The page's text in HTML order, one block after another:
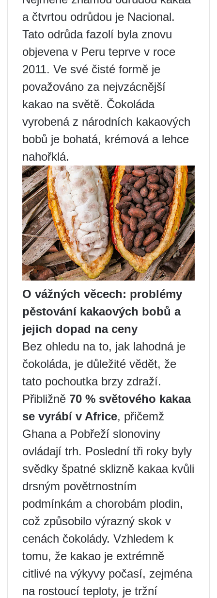
a čtvrtou odrůdou je Nacional.
Tato odrůda fazolí byla znovu
objevena v Peru teprve v roce
2011. Ve své čisté formě je
považováno za nejvzácnější
kakao na světě. Čokoláda
vyrobená z národních kakaových
bobů je bohatá, krémová a lehce
nahořklá.
O vážných věcech: problémy
pěstování kakaových bobů a
jejich dopad na ceny
Bez ohledu na to, jak lahodná je
čokoláda, je důležité vědět, že
tato pochoutka brzy zdraží.
Přibližně 70 % světového kakaa
se vyrábí v Africe, přičemž
Ghana a Pobřeží slonoviny
ovládají trh. Poslední tři roky byly
svědky špatné sklizně kakaa kvůli
drsným povětrnostním
podmínkám a chorobám plodin,
což způsobilo výrazný skok v
cenách čokolády. Vzhledem k
tomu, že kakao je extrémně
citlivé na výkyvy počasí, zejména
na rostoucí teploty, je tržní